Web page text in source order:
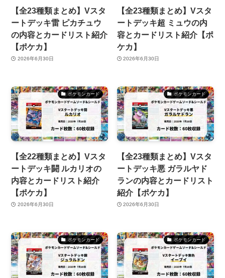
【全23種類まとめ】Vスタ
ートデッキ雷 ピカチュウ
の内容とカードリスト紹介
【ポケカ】
2026年6月30日
【全23種類まとめ】Vスタ
ートデッキ超 ミュウの内
容とカードリスト紹介【ポ
ケカ】
2026年6月30日
ポケモンカード
【全22種類まとめ】Vスタ
ートデッキ闘 ルカリオの
内容とカードリスト紹介
【ポケカ】
2026年6月30日
ポケモンカード
【全23種類まとめ】Vスタ
ートデッキ悪 ガラルヤド
ランの内容とカードリスト
紹介【ポケカ】
2026年6月30日
ポケモンカード ポケモンカード